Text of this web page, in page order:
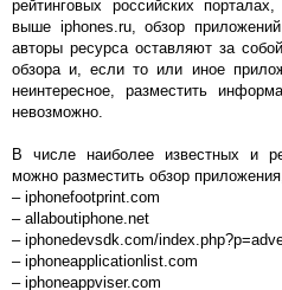
рейтинговых российских
выше iphones.ru, обзор
авторы ресурса оставляют за
обзора и, если то или иное
неинтересное, разместить
невозможно.
В числе наиболее известных и
можно разместить обзор
– iphonefootprint.com
– allaboutiphone.net
– iphonedevsdk.com/
– iphoneapplicationlist.com
– iphoneappviser.com